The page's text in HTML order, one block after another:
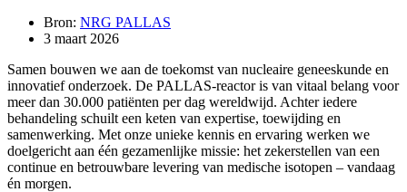
Bron: NRG PALLAS
3 maart 2026
Samen bouwen we aan de toekomst van nucleaire geneeskunde en
innovatief onderzoek. De PALLAS-reactor is van vitaal belang voor
meer dan 30.000 patiënten per dag wereldwijd. Achter iedere
behandeling schuilt een keten van expertise, toewijding en
samenwerking. Met onze unieke kennis en ervaring werken we
doelgericht aan één gezamenlijke missie: het zekerstellen van een
continue en betrouwbare levering van medische isotopen – vandaag
én morgen.